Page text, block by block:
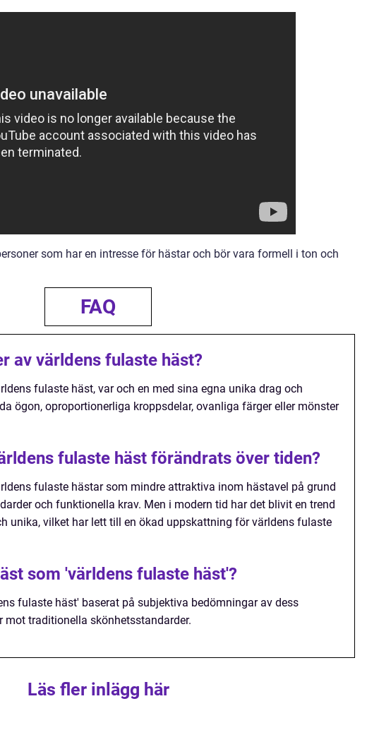
som har en intresse för hästar och bör vara formell i ton och
FAQ
av världens fulaste häst?
fulaste häst, var och en med sina egna unika drag och
ögon, oproportionerliga kroppsdelar, ovanliga färger eller mönster
fulaste häst förändrats över tiden?
fulaste hästar som mindre attraktiva inom hästavel på grund
och funktionella krav. Men i modern tid har det blivit en trend
unika, vilket har lett till en ökad uppskattning för världens fulaste
som 'världens fulaste häst'?
fulaste häst' baserat på subjektiva bedömningar av dess
mot traditionella skönhetsstandarder.
Läs fler inlägg här